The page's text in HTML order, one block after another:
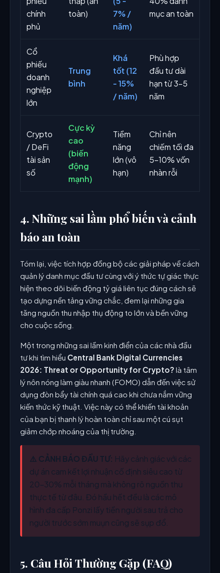
chính
phủ
toàn)
7% /
năm)
mục an toàn
Cổ
phiếu
doanh
nghiệp
lớn
Trung
bình
Khá
tốt (12
- 15%
/ năm)
Phù hợp
đầu tư dài
hạn từ 3-5
năm
Crypto
/ DeFi
tài sản
số
Cực kỳ
cao
(biến
động
mạnh)
Tiềm
năng
lớn (vô
hạn)
Chỉ nên
chiếm tối đa
5-10% vốn
nhàn rỗi
4. Những sai lầm phổ biến và cảnh
báo an toàn
Tóm lại, việc tích hợp đồng bộ các giải pháp về cách
quản lý danh mục đầu tư cùng với ý thức tự giác thực
hiện theo dõi biến động tỷ giá liên tục đúng cách sẽ
tạo dựng nền tảng vững chắc, đem lại những gia
tăng nguồn thu nhập thụ động to lớn và bền vững
cho cuộc sống.
Một trong những sai lầm kinh điển của các nhà đầu
tư khi tìm hiểu Central Bank Digital Currencies
2026: Threat or Opportunity for Crypto? là tâm
lý nôn nóng làm giàu nhanh (FOMO) dẫn đến việc sử
dụng đòn bẩy tài chính quá cao khi chưa nắm vững
kiến thức kỹ thuật. Việc này có thể khiến tài khoản
của bạn bị thanh lý hoàn toàn chỉ sau một cú sụt
giảm chớp nhoáng của thị trường.
⚠️ CẢNH BÁO ĐẦU TƯ: Hãy cảnh giác với các
dự án cam kết lợi nhuận cố định siêu cao từ
20-30% mỗi tháng mà không rõ nguồn thu
thực tế từ đâu. Đó hầu hết đều là các mô
hình đa cấp Ponzi lấy tiền người sau trả cho
người trước sớm muụn cũng sẽ sụp đổ.
5. Câu Hỏi Thường Gặp (FAQ)